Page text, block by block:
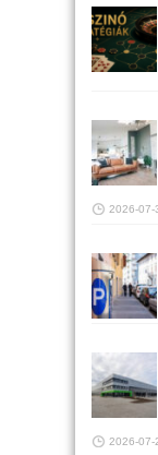
2026-07-
2026-07-